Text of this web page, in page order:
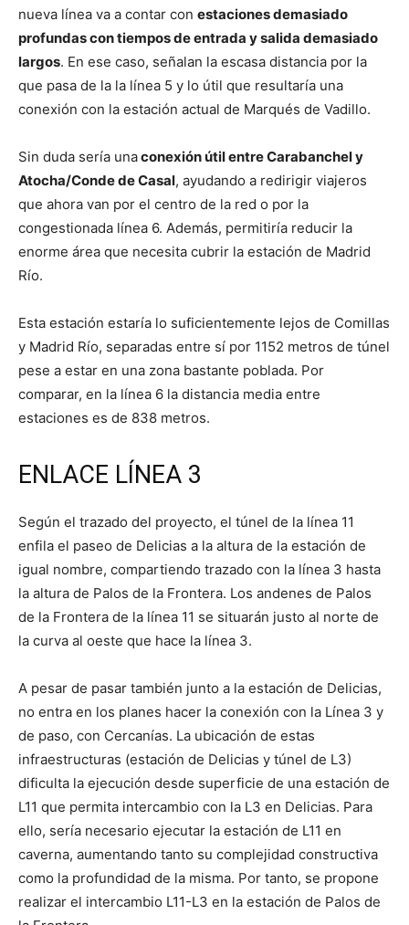
nueva línea va a contar con estaciones demasiado
profundas con tiempos de entrada y salida demasiado
largos. En ese caso, señalan la escasa distancia por la
que pasa de la la línea 5 y lo útil que resultaría una
conexión con la estación actual de Marqués de Vadillo.
Sin duda sería unaconexión útil entre Carabanchel y
Atocha/Conde de Casal, ayudando a redirigir viajeros
que ahora van por el centro de la red o por la
congestionada línea 6. Además, permitiría reducir la
enorme área que necesita cubrir la estación de Madrid
Río.
Esta estación estaría lo suficientemente lejos de Comillas
y Madrid Río, separadas entre sí por 1152 metros de túnel
pese a estar en una zona bastante poblada. Por
comparar, en la línea 6 la distancia media entre
estaciones es de 838 metros.
ENLACE LÍNEA 3
Según el trazado del proyecto, el túnel de la línea 11
enfila el paseo de Delicias a la altura de la estación de
igual nombre, compartiendo trazado con la línea 3 hasta
la altura de Palos de la Frontera. Los andenes de Palos
de la Frontera de la línea 11 se situarán justo al norte de
la curva al oeste que hace la línea 3.
A pesar de pasar también junto a la estación de Delicias,
no entra en los planes hacer la conexión con la Línea 3 y
de paso, con Cercanías. La ubicación de estas
infraestructuras (estación de Delicias y túnel de L3)
dificulta la ejecución desde superficie de una estación de
L11 que permita intercambio con la L3 en Delicias. Para
ello, sería necesario ejecutar la estación de L11 en
caverna, aumentando tanto su complejidad constructiva
como la profundidad de la misma. Por tanto, se propone
realizar el intercambio L11-L3 en la estación de Palos de